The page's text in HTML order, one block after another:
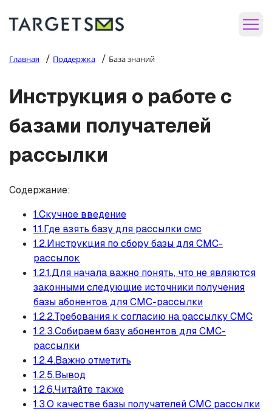
Главная / Поддержка / База знаний
Инструкция о работе с
базами получателей
рассылки
Содержание:
1.Скучное введение
1.1.Где взять базу для рассылки смс
1.2.Инструкция по сбору базы для СМС-
рассылок
1.2.1.Для начала важно понять, что не являются
законными следующие источники получения
базы абонентов для СМС-рассылки
1.2.2.Требования к согласию на рассылку СМС
1.2.3.Собираем базу абонентов для СМС-
рассылки
1.2.4.Важно отметить
1.2.5.Вывод
1.2.6.Читайте также
1.3.О качестве базы получателей СМС рассылки